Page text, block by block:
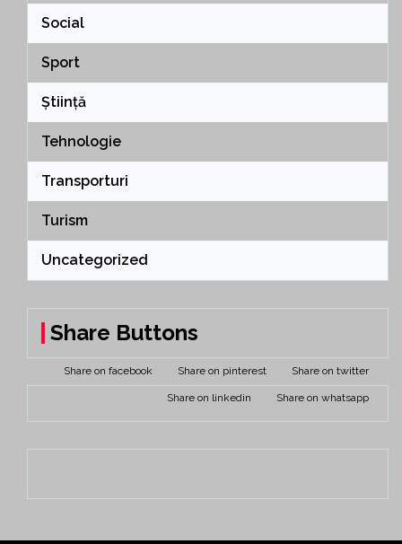
Social
Sport
Știință
Tehnologie
Transporturi
Turism
Uncategorized
Share Buttons